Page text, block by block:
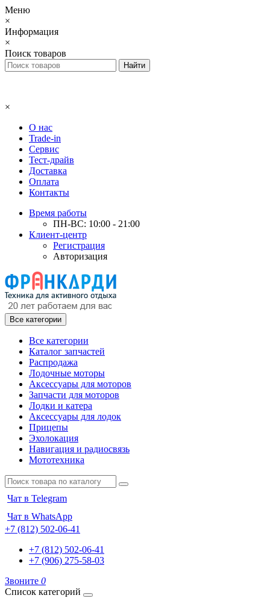
Меню
×
Информация
×
Поиск товаров
×
О нас
Trade-in
Сервис
Тест-драйв
Доставка
Оплата
Контакты
Время работы
ПН-ВС: 10:00 - 21:00
Клиент-центр
Регистрация
Авторизация
Все категории
Все категории
Каталог запчастей
Распродажа
Лодочные моторы
Аксессуары для моторов
Запчасти для моторов
Лодки и катера
Аксессуары для лодок
Прицепы
Эхолокация
Навигация и радиосвязь
Мототехника
Чат в Telegram
Чат в WhatsApp
+7 (812) 502-06-41
+7 (812) 502-06-41
+7 (906) 275-58-03
Звоните 0
Список категорий